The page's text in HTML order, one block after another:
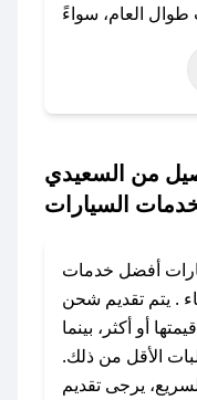
العام، سواءً
الأضحى، الجمعة
الوطني، يوم
خاصة أخرى.
السيارات؟
بسهولة على
تويتر أو البريد
لإضافته بسرعة.
### كيفية استخدام كود خصم السعيدي لخدمات
السيارات؟
من السعيدي
السيارات
أفضل خدمات
. يتم تقديم شحن
أو أكثر، بينما
الأقل من ذلك.
يرجى تقديم